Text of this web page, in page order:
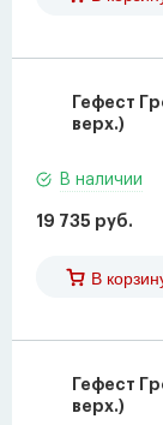
Гефест
верх.)
В наличии
19 735 руб.
В
Гефест
верх.)